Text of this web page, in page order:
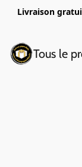
Livraison
Tous le